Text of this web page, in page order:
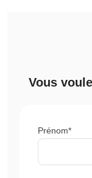
Vous
Prénom*